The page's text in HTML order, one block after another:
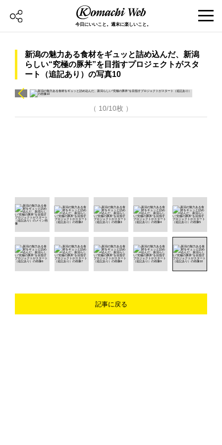
今日にいいこと。週末に楽しいこと。
新潟の魅力ある食材をギュッと詰め込んだ、新潟
らしい“究極の豚丼”を目指すプロジェクトがスタ
ート（追記あり）の写真10
（ 10/10枚 ）
記事に戻る